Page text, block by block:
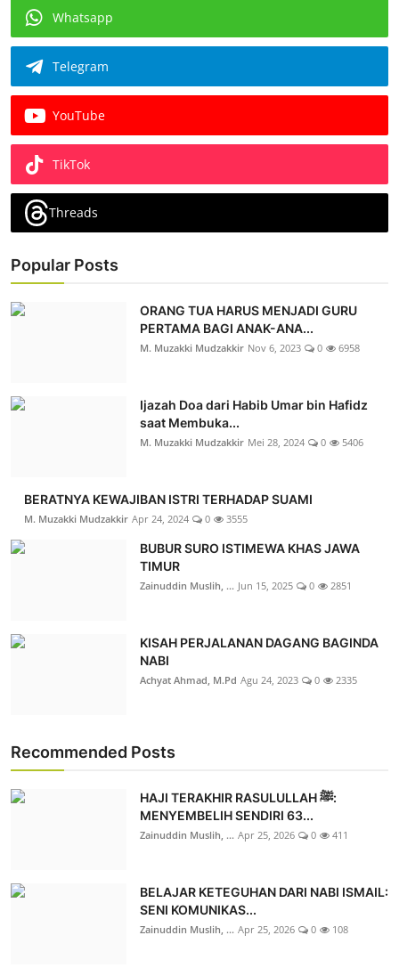
Whatsapp
Telegram
YouTube
TikTok
Threads
Popular Posts
ORANG TUA HARUS MENJADI GURU
PERTAMA BAGI ANAK-ANA...
M. Muzakki Mudzakkir Nov 6, 2023 0 6958
Ijazah Doa dari Habib Umar bin Hafidz
saat Membuka...
M. Muzakki Mudzakkir Mei 28, 2024 0 5406
BERATNYA KEWAJIBAN ISTRI TERHADAP SUAMI
M. Muzakki Mudzakkir Apr 24, 2024 0 3555
BUBUR SURO ISTIMEWA KHAS JAWA
TIMUR
Zainuddin Muslih, ... Jun 15, 2025 0 2851
KISAH PERJALANAN DAGANG BAGINDA
NABI
Achyat Ahmad, M.Pd Agu 24, 2023 0 2335
Recommended Posts
HAJI TERAKHIR RASULULLAH ﷺ:
MENYEMBELIH SENDIRI 63...
Zainuddin Muslih, ... Apr 25, 2026 0 411
BELAJAR KETEGUHAN DARI NABI ISMAIL:
SENI KOMUNIKAS...
Zainuddin Muslih, ... Apr 25, 2026 0 108